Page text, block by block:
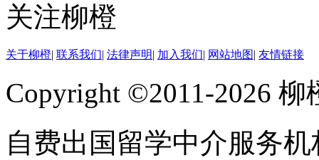
关注柳橙
关于柳橙| 联系我们| 法律声明| 加入我们| 网站地图| 友情链接
Copyright ©2011-2026
自费出国留学中介服务